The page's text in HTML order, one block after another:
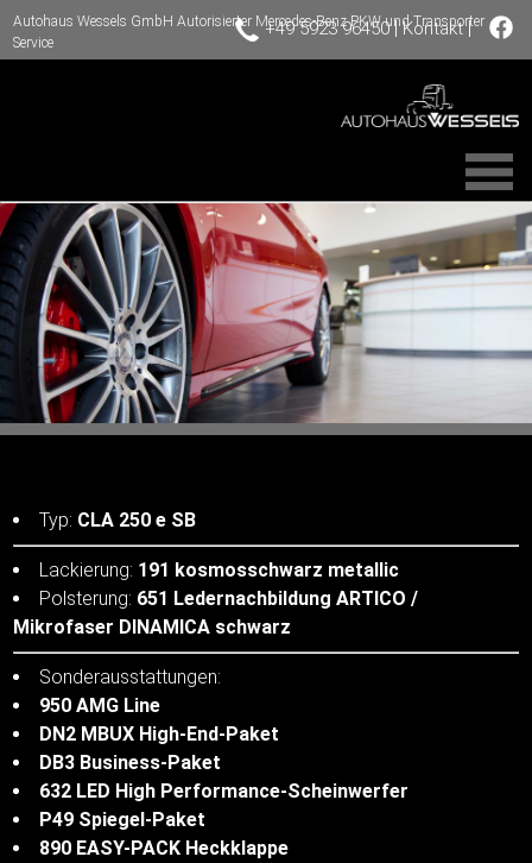
Autohaus Wessels GmbH Autorisierter Mercedes-Benz PKW und Transporter
Service
+49 5923 96450|Kontakt|
Typ: CLA 250 e SB
Lackierung: 191 kosmosschwarz metallic
Polsterung: 651 Ledernachbildung ARTICO /
Mikrofaser DINAMICA schwarz
Sonderausstattungen:
950 AMG Line
DN2 MBUX High-End-Paket
DB3 Business-Paket
632 LED High Performance-Scheinwerfer
P49 Spiegel-Paket
890 EASY-PACK Heckklappe